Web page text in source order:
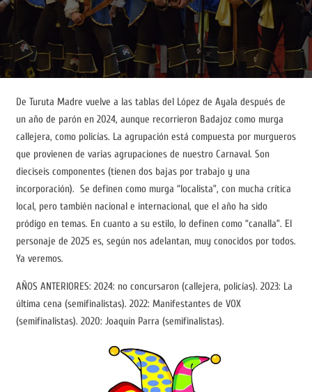
De Turuta Madre vuelve a las tablas del López de Ayala después de
un año de parón en 2024, aunque recorrieron Badajoz como murga
callejera, como policías. La agrupación está compuesta por murgueros
que provienen de varias agrupaciones de nuestro Carnaval. Son
dieciseis componentes (tienen dos bajas por trabajo y una
incorporación). Se definen como murga “localista”, con mucha crítica
local, pero también nacional e internacional, que el año ha sido
pródigo en temas. En cuanto a su estilo, lo definen como “canalla”. El
personaje de 2025 es, según nos adelantan, muy conocidos por todos.
Ya veremos.
AÑOS ANTERIORES: 2024: no concursaron (callejera, policías). 2023: La
última cena (semifinalistas). 2022: Manifestantes de VOX
(semifinalistas). 2020: Joaquín Parra (semifinalistas).